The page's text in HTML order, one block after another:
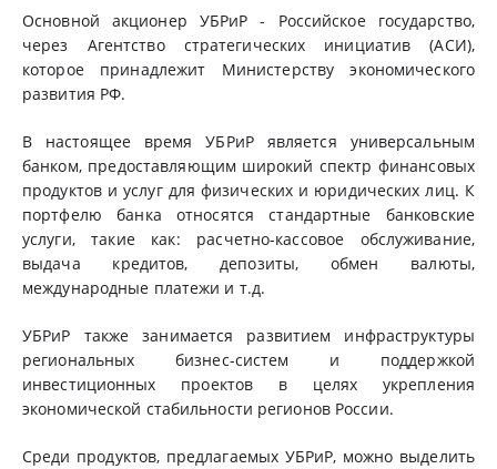
Основной акционер УБРиР - Российское государство,
через Агентство стратегических инициатив (АСИ),
которое принадлежит Министерству экономического
развития РФ.
В настоящее время УБРиР является универсальным
банком, предоставляющим широкий спектр финансовых
продуктов и услуг для физических и юридических лиц. К
портфелю банка относятся стандартные банковские
услуги, такие как: расчетно-кассовое обслуживание,
выдача кредитов, депозиты, обмен валюты,
международные платежи и т.д.
УБРиР также занимается развитием инфраструктуры
региональных бизнес-систем и поддержкой
инвестиционных проектов в целях укрепления
экономической стабильности регионов России.
Среди продуктов, предлагаемых УБРиР, можно выделить